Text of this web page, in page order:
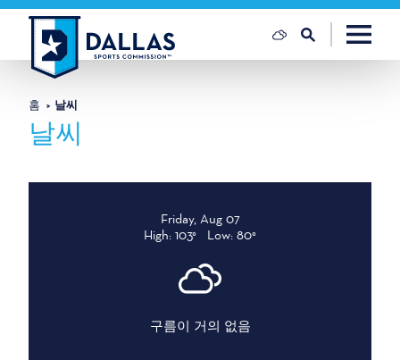
콘텐츠로 건너뛰기
홈 날씨
날씨
Friday, Aug 07
High: 103°
Low: 80°
구름이 거의 없음